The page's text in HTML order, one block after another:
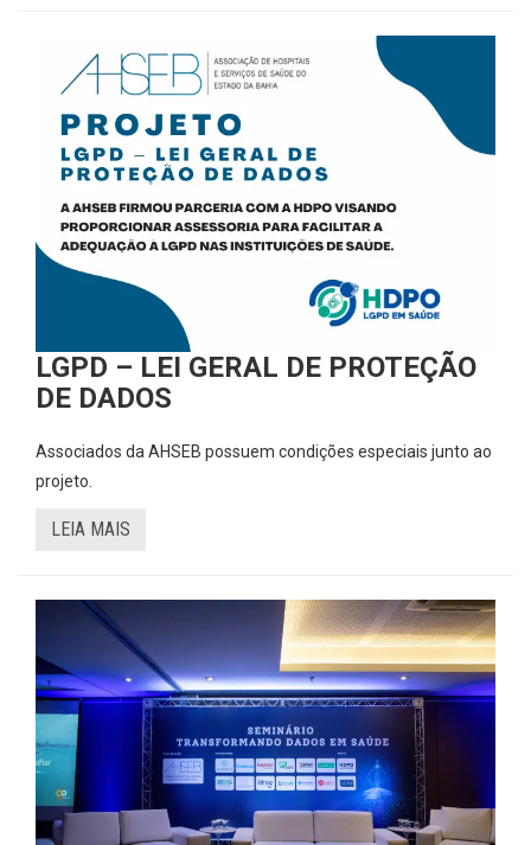
LGPD – LEI GERAL DE PROTEÇÃO
DE DADOS
Associados da AHSEB possuem condições especiais junto ao
projeto.
LEIA MAIS